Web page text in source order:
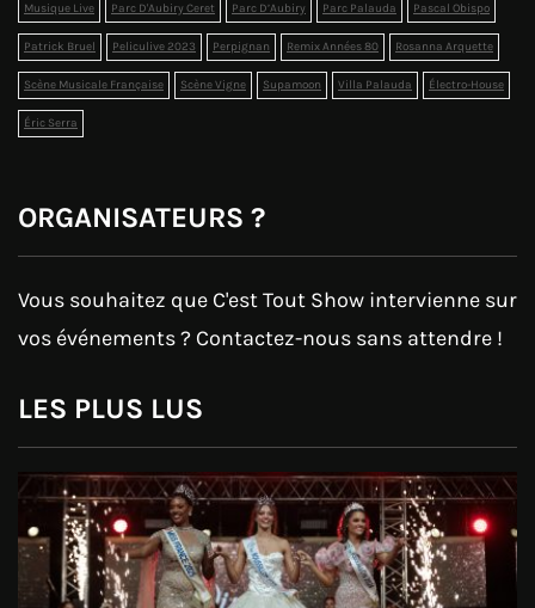
Musique Live Parc D'Aubiry Ceret Parc D’Aubiry Parc Palauda Pascal Obispo
Patrick Bruel Peliculive 2023 Perpignan Remix Années 80 Rosanna Arquette
Scène Musicale Française Scène Vigne Supamoon Villa Palauda Électro-House
Éric Serra
ORGANISATEURS ?
Vous souhaitez que C'est Tout Show intervienne sur
vos événements ? Contactez-nous sans attendre !
LES PLUS LUS